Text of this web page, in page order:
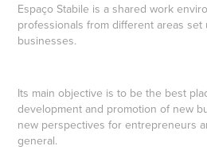
Espaço Stabile is a shared work
professionals from different areas
businesses.
Its main objective is to be the best
development and promotion of new
new perspectives for entrepreneurs
general.